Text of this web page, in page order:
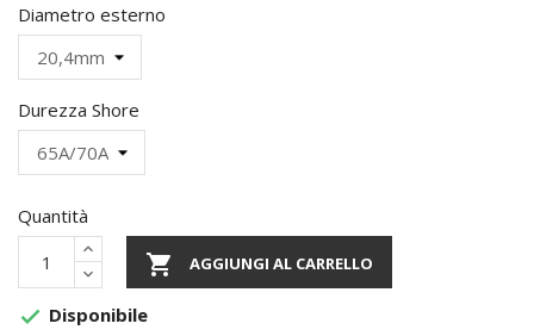
Diametro esterno
Durezza Shore
Quantità
 AGGIUNGI AL CARRELLO
 Disponibile